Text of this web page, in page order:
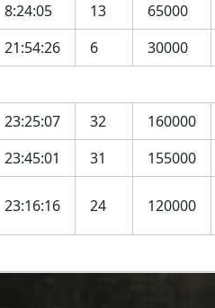
8:24:05 13 65000
21:54:26 6 30000
23:25:07 32 160000
23:45:01 31 155000
23:16:16 24 120000